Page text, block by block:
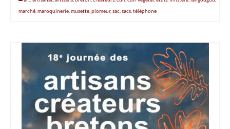
marché maroquinerie musette plomeur, sac sacs téléphone